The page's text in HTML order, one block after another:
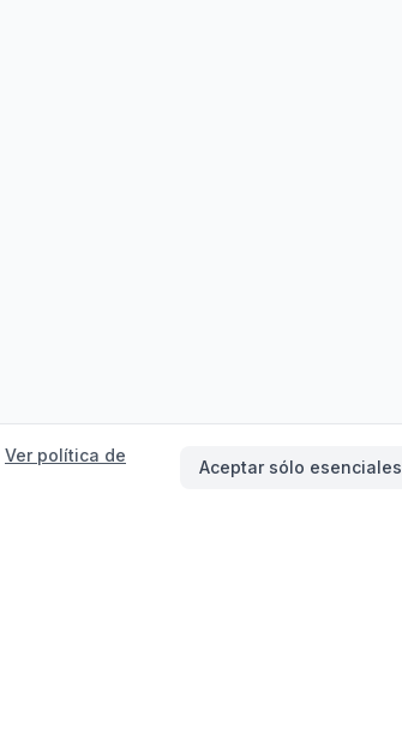
Ver política de
Aceptar sólo esenciales